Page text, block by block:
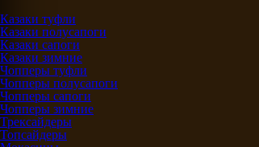
Казаки туфли
Казаки полусапоги
Казаки сапоги
Казаки зимние
Чопперы туфли
Чопперы полусапоги
Чопперы сапоги
Чопперы зимние
Трексайдеры
Топсайдеры